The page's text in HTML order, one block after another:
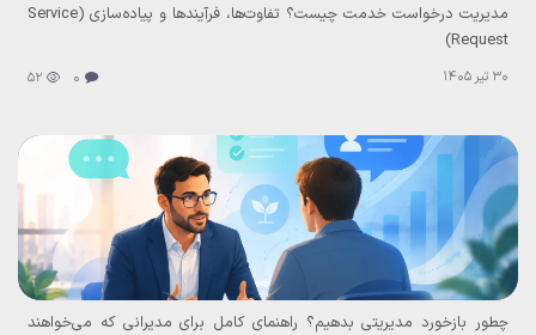
مدیریت درخواست خدمت چیست؟ تفاوت‌ها، فرآیندها و پیاده‌سازی (Service
Request)
30 تیر 1405 0
52
چطور بازخورد مدیریتی بدهیم؟ راهنمای کامل برای مدیرانی که می‌خواهند